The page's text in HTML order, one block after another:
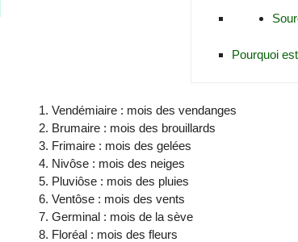
Pourquoi
Vendémiaire : mois des vendanges
Brumaire : mois des brouillards
Frimaire : mois des gelées
Nivôse : mois des neiges
Pluviôse : mois des pluies
Ventôse : mois des vents
Germinal : mois de la sève
Floréal : mois des fleurs